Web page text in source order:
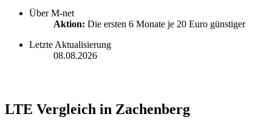
Über M-net
Aktion: Die ersten 6 Monate je 20 Euro günstiger
Letzte Aktualisierung
08.08.2026
LTE Vergleich in Zachenberg